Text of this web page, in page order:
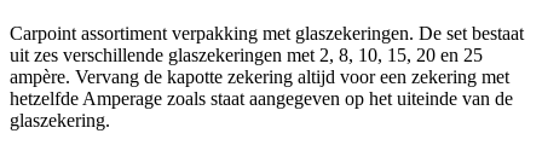
Carpoint assortiment verpakking met glaszekeringen. De set bestaat
uit zes verschillende glaszekeringen met 2, 8, 10, 15, 20 en 25
ampère. Vervang de kapotte zekering altijd voor een zekering met
hetzelfde Amperage zoals staat aangegeven op het uiteinde van de
glaszekering.